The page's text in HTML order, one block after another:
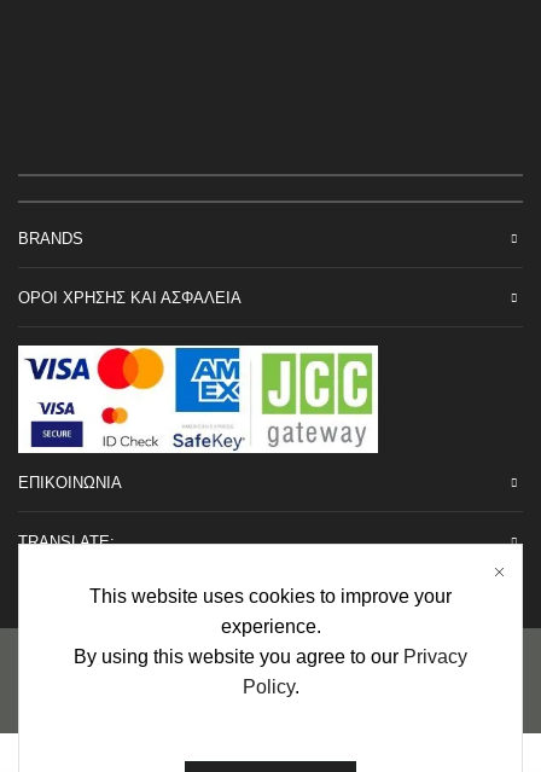
BRANDS
ΟΡΟΙ ΧΡΗΣΗΣ ΚΑΙ ΑΣΦΑΛΕΙΑ
ΕΠΙΚΟΙΝΩΝΙΑ
TRANSLATE:
Προσωπικά Δεδομένα|Πολιτική Επιστροφών| Εγγυήσεις
Copyright © 2022 urHair | #MadeBy
This website uses cookies to improve your
experience.
By using this website you agree to our Privacy
Policy.